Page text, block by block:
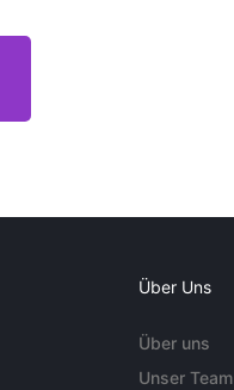
Über Uns
Über uns
Unser Team